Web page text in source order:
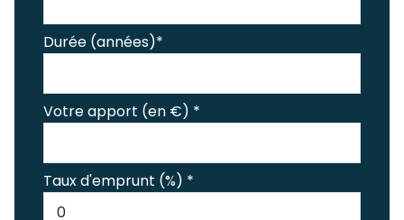
Durée (années)*
Votre apport (en €) *
Taux d'emprunt (%) *